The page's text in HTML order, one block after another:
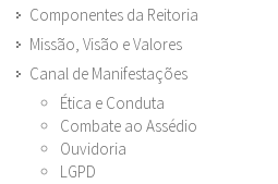
Componentes da Reitoria
Missão, Visão e Valores
Canal de Manifestações
Ética e Conduta
Combate ao Assédio
Ouvidoria
LGPD